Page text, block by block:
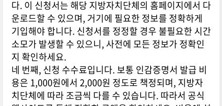
다. 이 신청서는 해당 지방자치단체의 홈페이지에서 다
운로드할 수 있으며, 거기에 필요한 정보를 정확하게
기입해야 합니다. 신청서를 정정할 경우 불필요한 시간
소모가 발생할 수 있으니, 사전에 모든 정보가 정확인
지 확인하세요.
네 번째, 신청 수수료입니다. 보통 인감증명서 발급 비
용은 1,000원에서 2,000원 정도로 책정되며, 지방자
치단체에 따라 조금씩 다를 수 있습니다. 따라서 공식